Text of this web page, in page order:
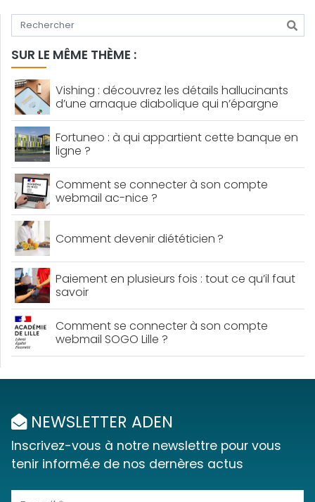
Tapez votre recherche
SUR LE MÊME THÈME :
Vishing : découvrez les détails hallucinants
d’une arnaque diabolique qui n’épargne
personne
Fortuneo : à qui appartient cette banque en
ligne ?
Comment se connecter à son compte
webmail ac-nice ?
Comment devenir diététicien ?
Paiement en plusieurs fois : tout ce qu’il faut
savoir
Comment se connecter à son compte
webmail SOGO Lille ?
NEWSLETTER ADEN
Inscrivez-vous à notre newslettre pour vous
tenir informé.e de nos dernères actus